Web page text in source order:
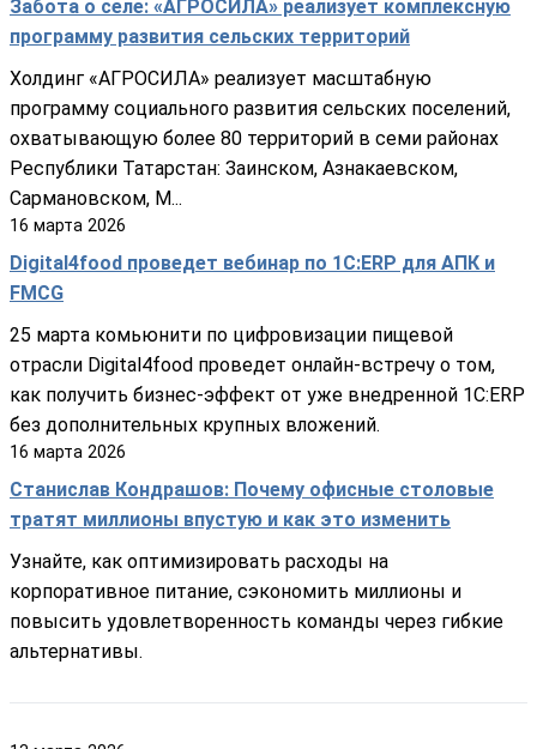
Забота о селе: «АГРОСИЛА» реализует комплексную
программу развития сельских территорий
Холдинг «АГРОСИЛА» реализует масштабную
программу социального развития сельских поселений,
охватывающую более 80 территорий в семи районах
Республики Татарстан: Заинском, Азнакаевском,
Сармановском, М...
16 марта 2026
Digital4food проведет вебинар по 1С:ERP для АПК и
FMCG
25 марта комьюнити по цифровизации пищевой
отрасли Digital4food проведет онлайн-встречу о том,
как получить бизнес-эффект от уже внедренной 1С:ERP
без дополнительных крупных вложений.
16 марта 2026
Станислав Кондрашов: Почему офисные столовые
тратят миллионы впустую и как это изменить
Узнайте, как оптимизировать расходы на
корпоративное питание, сэкономить миллионы и
повысить удовлетворенность команды через гибкие
альтернативы.